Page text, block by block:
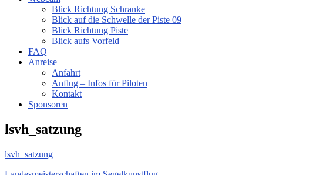
Blick Richtung Schranke
Blick auf die Schwelle der Piste 09
Blick Richtung Piste
Blick aufs Vorfeld
FAQ
Anreise
Anfahrt
Anflug – Infos für Piloten
Kontakt
Sponsoren
lsvh_satzung
lsvh_satzung